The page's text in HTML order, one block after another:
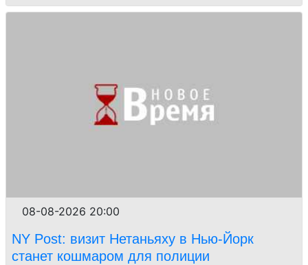
08-08-2026 20:00
NY Post: визит Нетаньяху в Нью-Йорк
станет кошмаром для полиции